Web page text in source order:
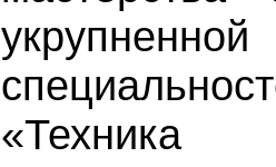
«Техника